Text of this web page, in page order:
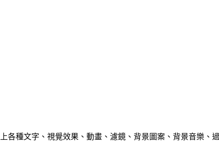
各種文字、視覺效果、動畫、濾鏡、背景圖案、背景音樂